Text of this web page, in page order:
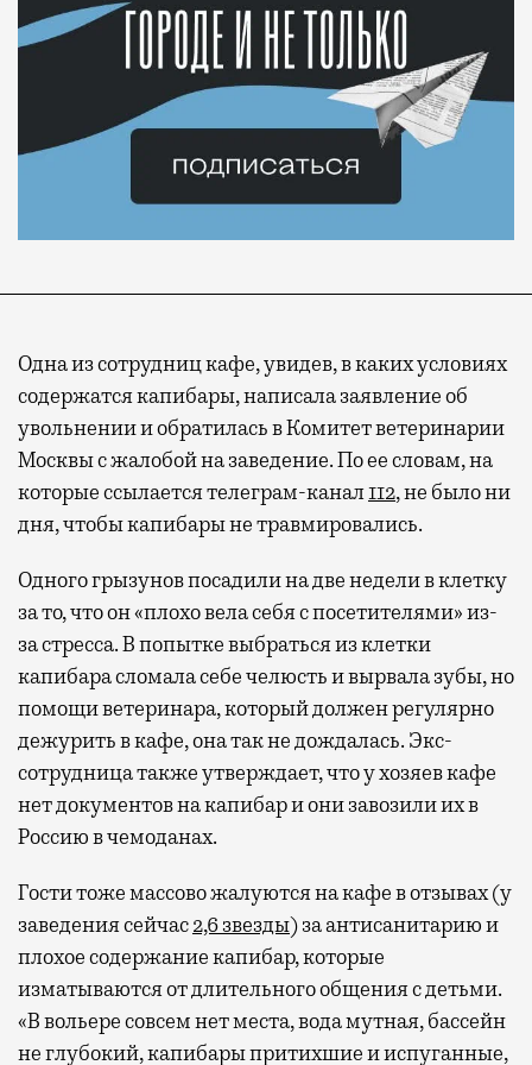
Одна из сотрудниц кафе, увидев, в каких условиях
содержатся капибары, написала заявление об
увольнении и обратилась в Комитет ветеринарии
Москвы с жалобой на заведение. По ее словам, на
которые ссылается телеграм-канал112, не было ни
дня, чтобы капибары не травмировались.
Одного грызунов посадили на две недели в клетку
за то, что он «плохо вела себя с посетителями» из-
за стресса. В попытке выбраться из клетки
капибара сломала себе челюсть и вырвала зубы, но
помощи ветеринара, который должен регулярно
дежурить в кафе, она так не дождалась. Экс-
сотрудница также утверждает, что у хозяев кафе
нет документов на капибар и они завозили их в
Россию в чемоданах.
Гости тоже массово жалуются на кафе в отзывах (у
заведения сейчас2,6 звезды) за антисанитарию и
плохое содержание капибар, которые
изматываются от длительного общения с детьми.
«В вольере совсем нет места, вода мутная, бассейн
не глубокий, капибары притихшие и испуганные,